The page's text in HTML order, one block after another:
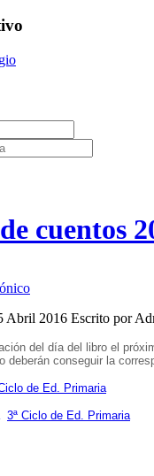
cuentos
Abril 2016 Escrito por
del día del libro el
deberán conseguir la
de Ed. Primaria
3ª Ciclo de Ed. Primaria